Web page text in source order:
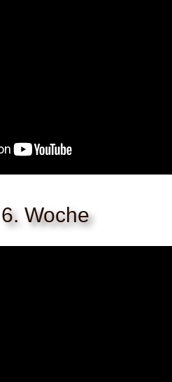
6. Woche